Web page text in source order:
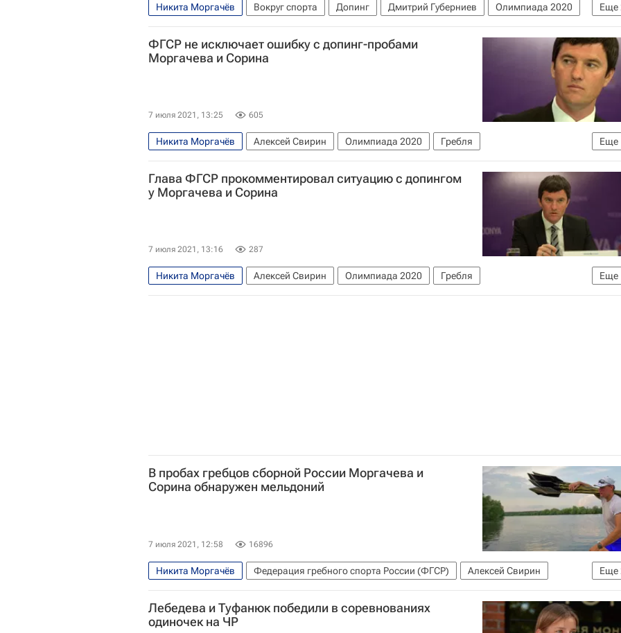
Еще
Никита Моргачёв Вокруг спорта Допинг Дмитрий Губерниев
Олимпиада 2020
Гребля
Федерация гребного спорта России (ФГСР)
ФГСР не исключает ошибку с допинг-пробами
Моргачева и Сорина
7 июля 2021, 13:25 605
Еще
Никита Моргачёв Алексей Свирин Олимпиада 2020
Гребля
Федерация гребного спорта России (ФГСР)
Глава ФГСР прокомментировал ситуацию с допингом
у Моргачева и Сорина
7 июля 2021, 13:16 287
Еще
Никита Моргачёв Алексей Свирин Олимпиада 2020
Гребля
Федерация гребного спорта России (ФГСР)
В пробах гребцов сборной России Моргачева и
Сорина обнаружен мельдоний
7 июля 2021, 12:58 16896
Еще
Никита Моргачёв Федерация гребного спорта России (ФГСР)
Алексей Свирин
Олимпиада 2020
Гребля
Лебедева и Туфанюк победили в соревнованиях
одиночек на ЧР